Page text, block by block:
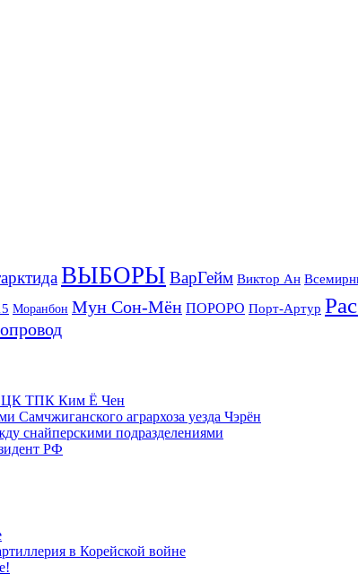
ВЫБОРЫ ВарГейм Виктор Ан
Моранбон Мун Сон-Мён ПОРОРО Порт-Артур
ЦК ТПК Ким Ё Чен
Самчжиганского агрархоза уезда Чэрён
снайперскими подразделениями
РФ
в Корейской войне